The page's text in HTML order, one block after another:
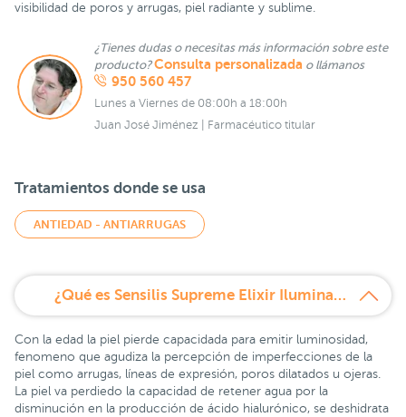
visibilidad de poros y arrugas, piel radiante y sublime.
¿Tienes dudas o necesitas más información sobre este
producto?Consulta personalizada o llámanos
950 560 457
Lunes a Viernes de 08:00h a 18:00h
Juan José Jiménez | Farmacéutico titular
Tratamientos donde se usa
ANTIEDAD - ANTIARRUGAS
¿Qué es Sensilis Supreme Elixir Iluminador 30 ml?
Con la edad la piel pierde capacidada para emitir luminosidad,
fenomeno que agudiza la percepción de imperfecciones de la
piel como arrugas, líneas de expresión, poros dilatados u ojeras.
La piel va perdiedo la capacidad de retener agua por la
disminución en la producción de ácido hialurónico, se deshidrata